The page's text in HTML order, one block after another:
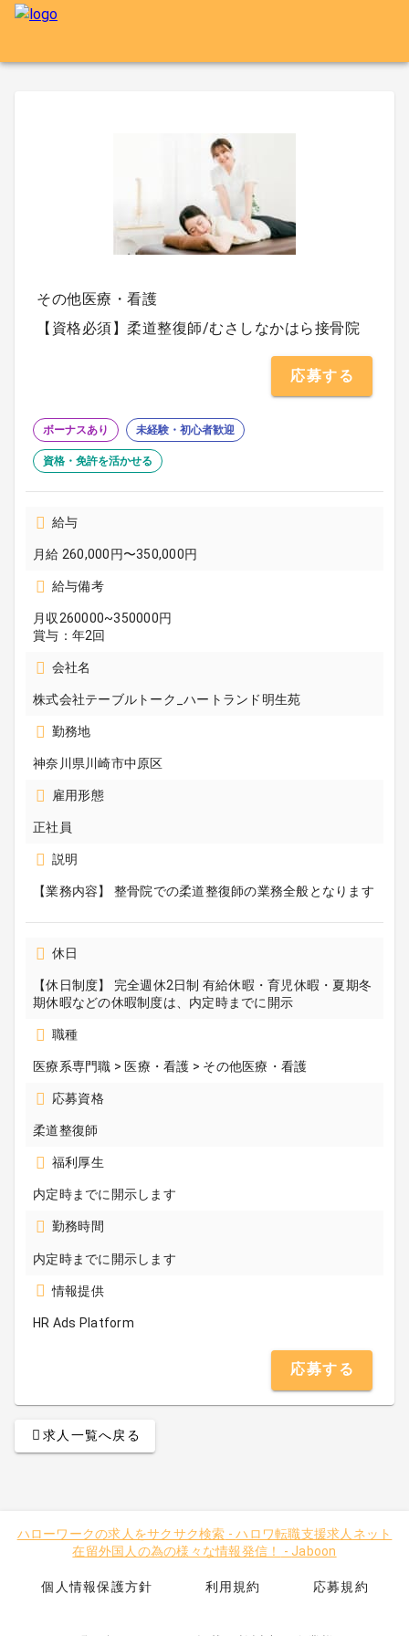
その他医療・看護
【資格必須】柔道整復師/むさしなかはら接骨院
応募する
ボーナスあり 未経験・初心者歓迎
資格・免許を活かせる
給与
月給 260,000円〜350,000円
給与備考
月収260000~350000円
賞与：年2回
会社名
株式会社テーブルトーク_ハートランド明生苑
勤務地
神奈川県川崎市中原区
雇用形態
正社員
説明
【業務内容】 整骨院での柔道整復師の業務全般となります
休日
【休日制度】 完全週休2日制 有給休暇・育児休暇・夏期冬
期休暇などの休暇制度は、内定時までに開示
職種
医療系専門職 > 医療・看護 > その他医療・看護
応募資格
柔道整復師
福利厚生
内定時までに開示します
勤務時間
内定時までに開示します
情報提供
HR Ads Platform
応募する
求人一覧へ戻る
ハローワークの求人をサクサク検索 -ハロワ転職支援求人ネット
在留外国人の為の様々な情報発信！
- Jaboon
個人情報保護方針 利用規約 応募規約